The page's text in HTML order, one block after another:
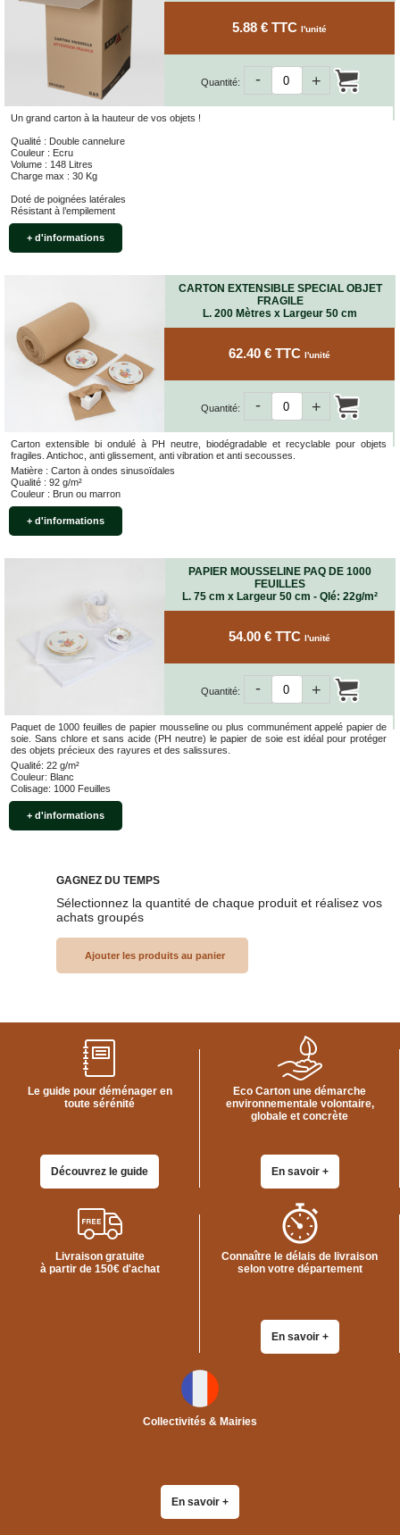
Un grand carton à la hauteur de vos objets !
Qualité : Double cannelure
Couleur : Ecru
Volume : 148 Litres
Charge max : 30 Kg
Doté de poignées latérales
Résistant à l’empilement
+ d'informations
5.88 € TTC l'unité
Quantité: +
-
CARTON EXTENSIBLE SPECIAL OBJET
FRAGILE
L. 200 Mètres x Largeur 50 cm
Carton extensible bi ondulé à PH neutre, biodégradable et recyclable pour objets
fragiles. Antichoc, anti glissement, anti vibration et anti secousses.
Matière : Carton à ondes sinusoïdales
Qualité : 92 g/m²
Couleur : Brun ou marron
+ d'informations
62.40 € TTC l'unité
Quantité: +
-
PAPIER MOUSSELINE PAQ DE 1000
FEUILLES
L. 75 cm x Largeur 50 cm - Qlé: 22g/m²
Paquet de 1000 feuilles de papier mousseline ou plus communément appelé papier de
soie. Sans chlore et sans acide (PH neutre) le papier de soie est idéal pour protéger
des objets précieux des rayures et des salissures.
Qualité: 22 g/m²
Couleur: Blanc
Colisage: 1000 Feuilles
+ d'informations
54.00 € TTC l'unité
Quantité: +
-
GAGNEZ DU TEMPS
Sélectionnez la quantité de chaque produit et réalisez vos
achats groupés
Le guide pour déménager en
toute sérénité
Découvrez le guide
Eco Carton une démarche
environnementale volontaire,
globale et concrète
En savoir +
Livraison gratuite
à partir de 150€ d'achat
Connaître le délais de livraison
selon votre département
En savoir +
Collectivités & Mairies
En savoir +